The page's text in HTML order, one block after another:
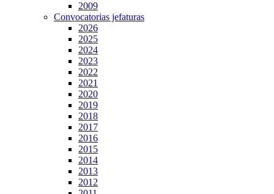
2009
Convocatorias jefaturas
2026
2025
2024
2023
2022
2021
2020
2019
2018
2017
2016
2015
2014
2013
2012